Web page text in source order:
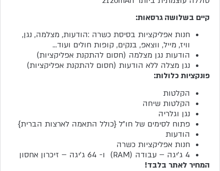
קיים בשלושה גרסאות:
חנות אפליקציות בסיסת כשרה :הודעות, מצלמה, נגן,
וויז, מייל, ווצאפ, בנקים, קופות חולים ועוד…
הודעות נגן מצלמה (חסום להתקנת אפליקציות)
נגן מצלה ללא הודעות (חסום להתקנת אפליקציות)
פונקציות כלולות:
הקלטות
הקלטות שיחה
נגן וגלריה
פתוח לסימים של חו”ל {כולל התאמה לארצות הברית}
הודעות
חנות אפליקציות כשרה
4 ג’יגה – עבודה (RAM) ו- 64 ג’יגה – זיכרון אחסון
המחיר לאתר בלבד!